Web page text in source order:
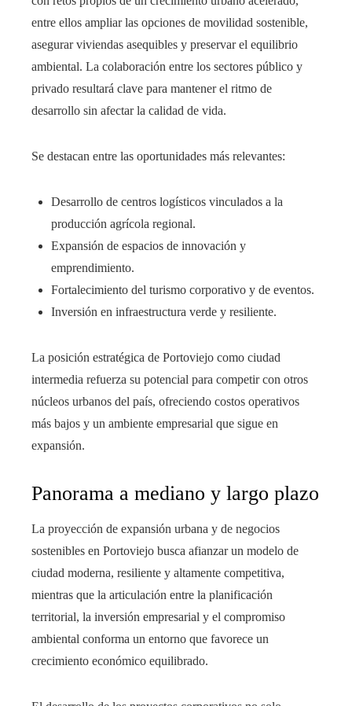
entre ellos ampliar las opciones de movilidad sostenible,
asegurar viviendas asequibles y preservar el equilibrio
ambiental. La colaboración entre los sectores público y
privado resultará clave para mantener el ritmo de
desarrollo sin afectar la calidad de vida.
Se destacan entre las oportunidades más relevantes:
Desarrollo de centros logísticos vinculados a la
producción agrícola regional.
Expansión de espacios de innovación y
emprendimiento.
Fortalecimiento del turismo corporativo y de eventos.
Inversión en infraestructura verde y resiliente.
La posición estratégica de Portoviejo como ciudad
intermedia refuerza su potencial para competir con otros
núcleos urbanos del país, ofreciendo costos operativos
más bajos y un ambiente empresarial que sigue en
expansión.
Panorama a mediano y largo plazo
La proyección de expansión urbana y de negocios
sostenibles en Portoviejo busca afianzar un modelo de
ciudad moderna, resiliente y altamente competitiva,
mientras que la articulación entre la planificación
territorial, la inversión empresarial y el compromiso
ambiental conforma un entorno que favorece un
crecimiento económico equilibrado.